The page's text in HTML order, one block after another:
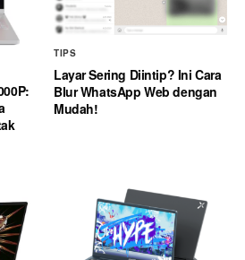
TIPS
Layar Sering Diintip? Ini Cara
Blur WhatsApp Web dengan
Mudah!